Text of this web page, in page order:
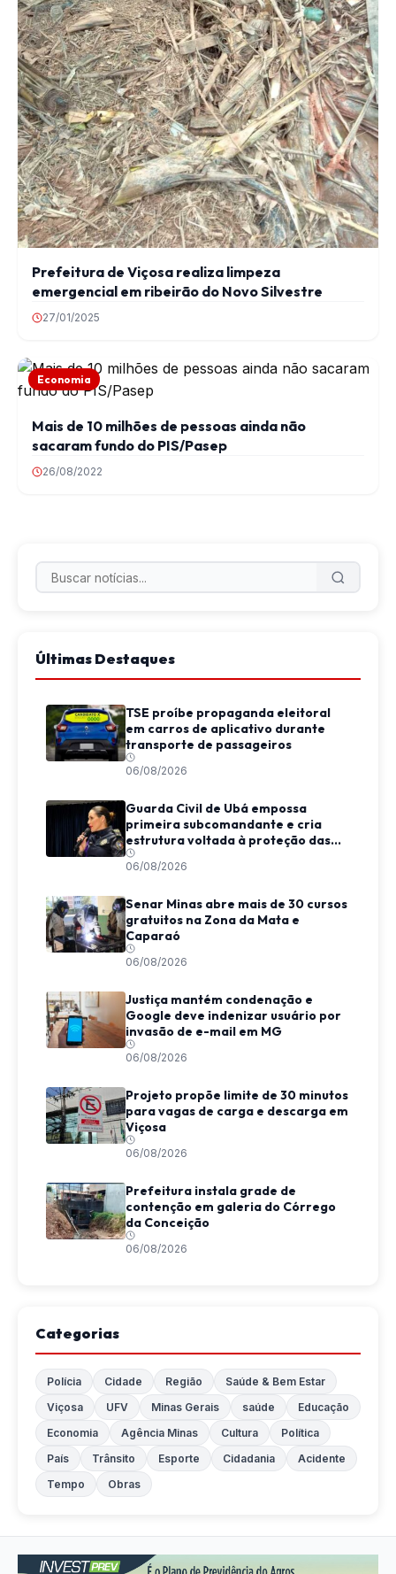
Prefeitura de Viçosa realiza limpeza
emergencial em ribeirão do Novo Silvestre
27/01/2025
Economia
Mais de 10 milhões de pessoas ainda não
sacaram fundo do PIS/Pasep
26/08/2022
Últimas Destaques
TSE proíbe propaganda eleitoral
em carros de aplicativo durante
transporte de passageiros
06/08/2026
Guarda Civil de Ubá empossa
primeira subcomandante e cria
estrutura voltada à proteção das
mulheres
06/08/2026
Senar Minas abre mais de 30 cursos
gratuitos na Zona da Mata e
Caparaó
06/08/2026
Justiça mantém condenação e
Google deve indenizar usuário por
invasão de e-mail em MG
06/08/2026
Projeto propõe limite de 30 minutos
para vagas de carga e descarga em
Viçosa
06/08/2026
Prefeitura instala grade de
contenção em galeria do Córrego
da Conceição
06/08/2026
Categorias
Polícia Cidade Região
Saúde & Bem Estar
Viçosa
UFV Minas Gerais saúde
Educação
Economia
Agência Minas Cultura
Política
País
Trânsito Esporte Cidadania
Acidente
Tempo
Obras